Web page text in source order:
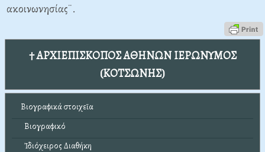
ακοινωνησίας¨.
† ΑΡΧΙΕΠΙΣΚΟΠΟΣ ΑΘΗΝΩΝ ΙΕΡΩΝΥΜΟΣ
(ΚΟΤΣΩΝΗΣ)
Βιογραφικά στοιχεῖα
Βιογραφικό
Ἰδιόχειρος Διαθήκη